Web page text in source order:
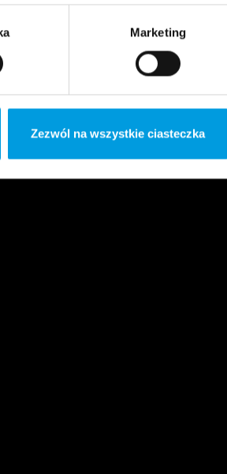
Marketing
Zezwól na wszystkie ciasteczka